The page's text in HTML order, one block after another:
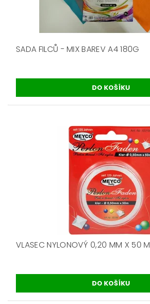
SADA FILCŮ - MIX BAREV A4 180G
VLASEC NYLONOVÝ 0,20 MM X 50 M